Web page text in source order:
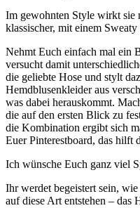
Im gewohnten Style wirkt sie
klassischer, mit einem
Nehmt Euch einfach mal ein
versucht damit
die geliebte Hose und stylt
Hemdblusenkleider aus
was dabei herauskommt.
die auf den ersten Blick zu
die Kombination ergibt sich
Euer Pinterestboard, das hilft
Ich wünsche Euch ganz viel
Ihr werdet begeistert sein,
auf diese Art entstehen – das